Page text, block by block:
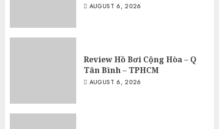
AUGUST 6, 2026
Review Hồ Bơi Cộng Hòa – Q
Tân Bình – TPHCM
AUGUST 6, 2026